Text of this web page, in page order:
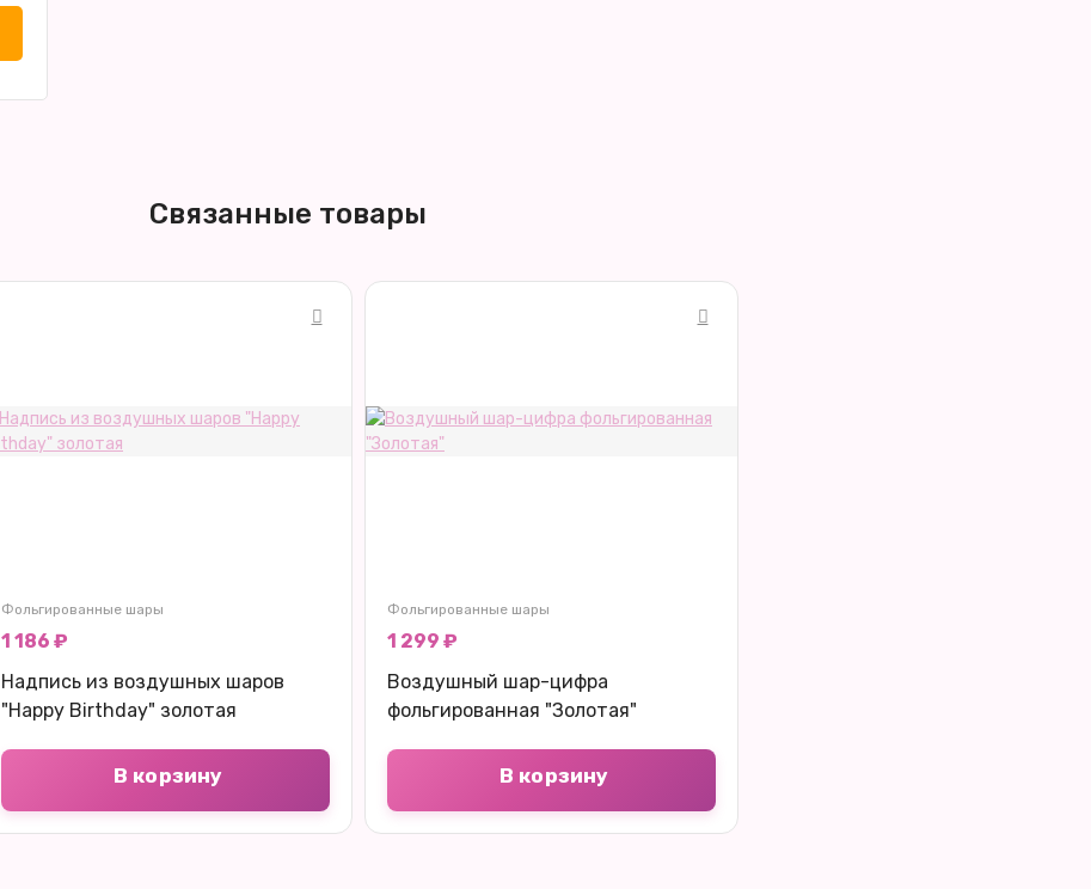
Связанные товары
Фольгированные шары
1 186 ₽
Надпись из воздушных шаров
"Happy Birthday" золотая
В корзину
Фольгированные шары
1 299 ₽
Воздушный шар-цифра
фольгированная "Золотая"
В корзину